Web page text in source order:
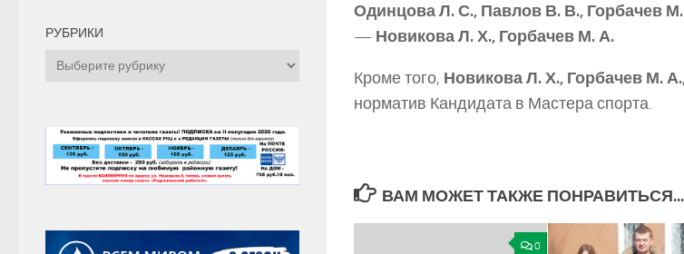
Одинцова Л. С., Павлов В. В., Горбачев
— Новикова Л. Х., Горбачев М. А.
Кроме того, Новикова Л. Х., Горбачев М.
норматив Кандидата в Мастера спорта.
ВАМ МОЖЕТ ТАКЖЕ ПОНРАВИТЬСЯ...
0
РУБРИКИ
Рубрики